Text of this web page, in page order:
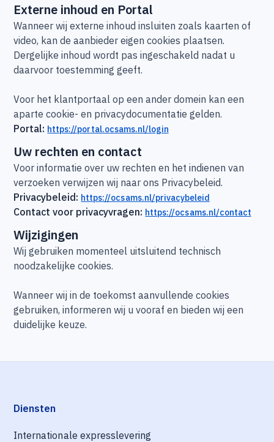
Externe inhoud en Portal
Wanneer wij externe inhoud insluiten zoals kaarten of
video, kan de aanbieder eigen cookies plaatsen.
Dergelijke inhoud wordt pas ingeschakeld nadat u
daarvoor toestemming geeft.
Voor het klantportaal op een ander domein kan een
aparte cookie- en privacydocumentatie gelden.
Portal: https://portal.ocsams.nl/login
Uw rechten en contact
Voor informatie over uw rechten en het indienen van
verzoeken verwijzen wij naar ons Privacybeleid.
Privacybeleid: https://ocsams.nl/privacybeleid
Contact voor privacyvragen: https://ocsams.nl/contact
Wijzigingen
Wij gebruiken momenteel uitsluitend technisch
noodzakelijke cookies.
Wanneer wij in de toekomst aanvullende cookies
gebruiken, informeren wij u vooraf en bieden wij een
duidelijke keuze.
Diensten
Internationale expresslevering